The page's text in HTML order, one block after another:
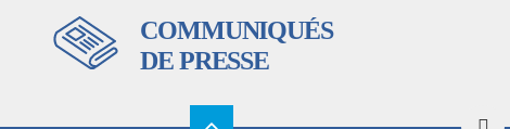
COMMUNIQUÉS
DE PRESSE